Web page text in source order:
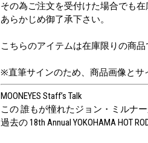
その為ご注文を受付けた場合でも
あらかじめ御了承下さい。
こちらのアイテムは在庫限りの商品
※直筆サインのため、商品画像とサ
MOONEYES Staff’s Talk
この 誰もが憧れたジョン・ミルナ
過去の 18th Annual YOKOHAMA HOT